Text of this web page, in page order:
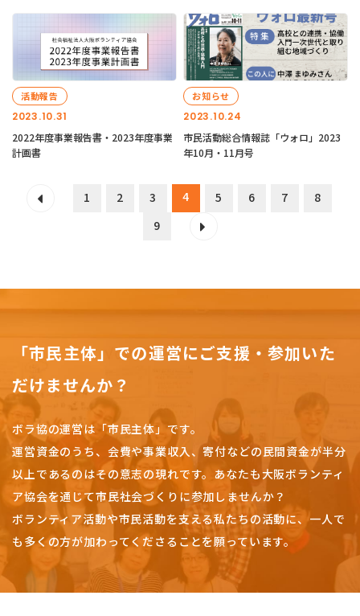
2023.10.31
活動報告
2022年度事業報告書・2023年度事業
計画書
2023.10.24
お知らせ
市民活動総合情報誌「ウォロ」2023
年10月・11月号
1 2 3 4 5 6 7
8
9
「市民主体」での運営にご支援・参加いた
だけませんか？
ボラ協の運営は「市民主体」です。
運営資金のうち、会費や事業収入、寄付などの民間資金が半分
以上であるのはその意志の現れです。 あなたも大阪ボランティ
ア協会を通じて市民社会づくりに参加しませんか？
ボランティア活動や市民活動を支える私たちの活動に、一人で
も多くの方が加わってくださることを願っています。